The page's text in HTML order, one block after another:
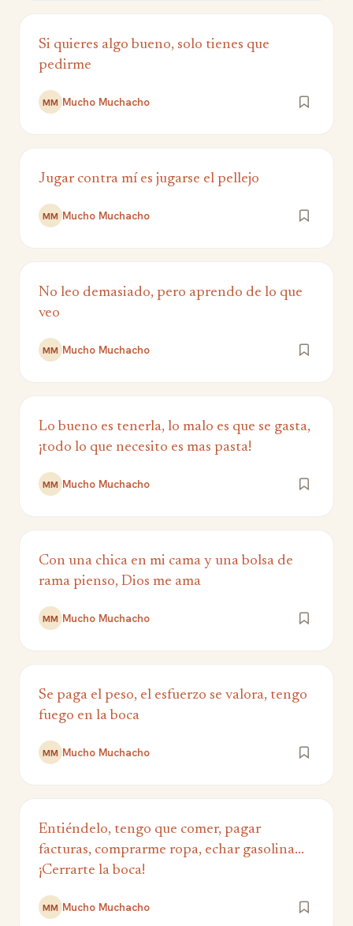
Si quieres algo bueno, solo tienes que
pedirme
MM Mucho Muchacho
Jugar contra mí es jugarse el pellejo
MM Mucho Muchacho
No leo demasiado, pero aprendo de lo que
veo
MM Mucho Muchacho
Lo bueno es tenerla, lo malo es que se gasta,
¡todo lo que necesito es mas pasta!
MM Mucho Muchacho
Con una chica en mi cama y una bolsa de
rama pienso, Dios me ama
MM Mucho Muchacho
Se paga el peso, el esfuerzo se valora, tengo
fuego en la boca
MM Mucho Muchacho
Entiéndelo, tengo que comer, pagar
facturas, comprarme ropa, echar gasolina...
¡Cerrarte la boca!
MM Mucho Muchacho